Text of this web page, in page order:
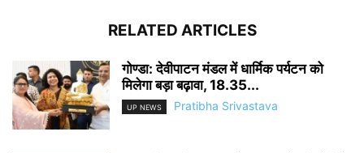
RELATED ARTICLES
गोण्डा: देवीपाटन मंडल में धार्मिक पर्यटन को
मिलेगा बड़ा बढ़ावा, 18.35...
UP NEWS Pratibha Srivastava